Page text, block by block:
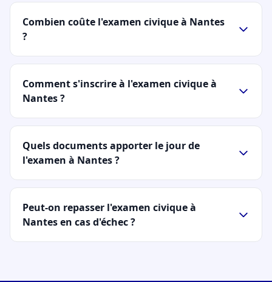
Combien coûte l'examen civique à Nantes
?
Comment s'inscrire à l'examen civique à
Nantes ?
Quels documents apporter le jour de
l'examen à Nantes ?
Peut-on repasser l'examen civique à
Nantes en cas d'échec ?